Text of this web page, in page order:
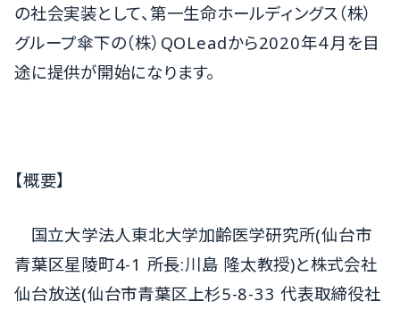
の社会実装として、第一生命ホールディングス（株）
グループ傘下の（株）QOLeadから2020年４月を目
途に提供が開始になります。
【概要】
国立大学法人東北大学加齢医学研究所(仙台市
青葉区星陵町4-1 所長:川島 隆太教授)と株式会社
仙台放送(仙台市青葉区上杉5-8-33 代表取締役社